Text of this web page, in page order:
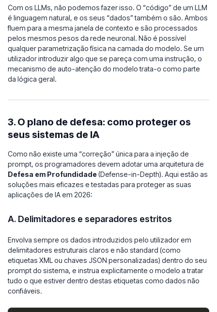
Com os LLMs, não podemos fazer isso. O “código” de um LLM
é linguagem natural, e os seus “dados” também o são. Ambos
fluem para a mesma janela de contexto e são processados
pelos mesmos pesos da rede neuronal. Não é possível
qualquer parametrização física na camada do modelo. Se um
utilizador introduzir algo que se pareça com uma instrução, o
mecanismo de auto-atenção do modelo trata-o como parte
da lógica geral.
3. O plano de defesa: como proteger os
seus sistemas de IA
Como não existe uma “correção” única para a injeção de
prompt, os programadores devem adotar uma arquitetura de
Defesa em Profundidade(Defense-in-Depth). Aqui estão as
soluções mais eficazes e testadas para proteger as suas
aplicações de IA em 2026:
A. Delimitadores e separadores estritos
Envolva sempre os dados introduzidos pelo utilizador em
delimitadores estruturais claros e não standard (como
etiquetas XML ou chaves JSON personalizadas) dentro do seu
prompt do sistema, e instrua explicitamente o modelo a tratar
tudo o que estiver dentro destas etiquetas como dados não
confiáveis.